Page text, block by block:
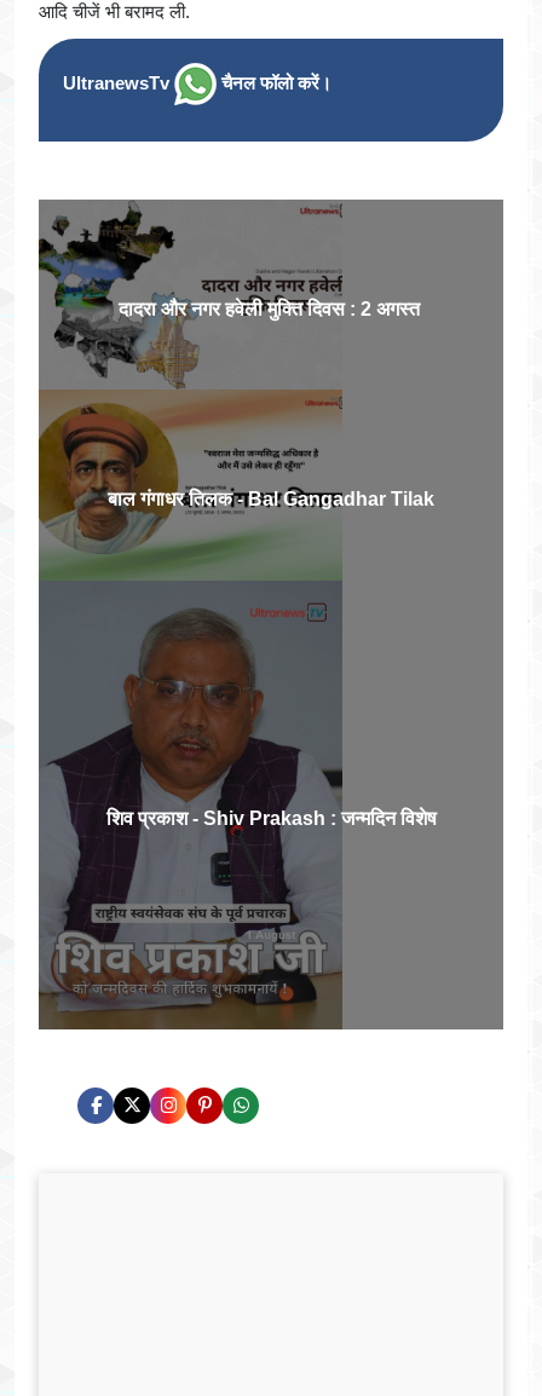
आदि चीजें भी बरामद ली.
UltranewsTv चैनल फॉलो करें।
दादरा और नगर हवेली मुक्ति दिवस : 2 अगस्त
बाल गंगाधर तिलक - Bal Gangadhar Tilak
शिव प्रकाश - Shiv Prakash : जन्मदिन विशेष